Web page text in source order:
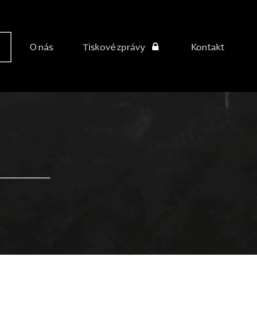
O nás Tiskové zprávy Kontakt